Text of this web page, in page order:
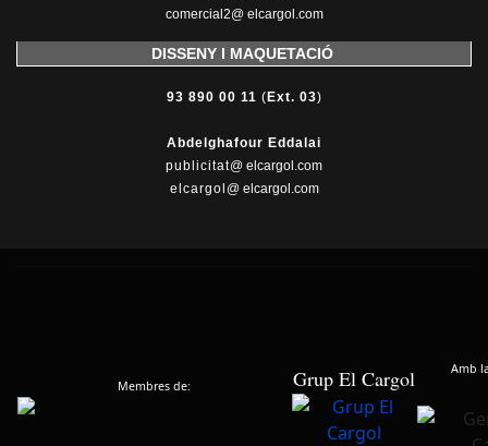
comercial2@ elcargol.com
DISSENY I MAQUETACIÓ
93 890 00 11 ( Ext. 03)
Abdelghafour Eddalai
publicitat@ elcargol.com
elcargol @ elcargol.com
Membres de: Grup El Cargol Amb